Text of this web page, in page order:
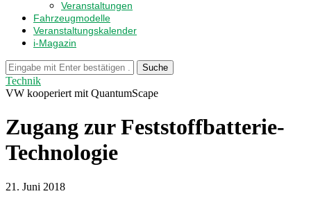
Veranstaltungen
Fahrzeugmodelle
Veranstaltungskalender
i-Magazin
Suche
Technik
VW kooperiert mit QuantumScape
Zugang zur Feststoffbatterie-
Technologie
21. Juni 2018